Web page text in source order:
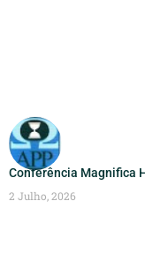
Conferência Magnifica
2 Julho, 2026